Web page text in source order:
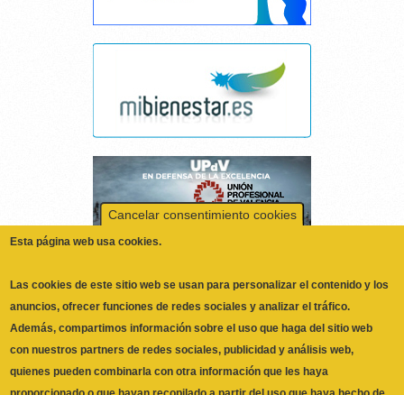
Cancelar consentimiento cookies
Las cookies de este sitio web se usan para personalizar el contenido y los
anuncios, ofrecer funciones de redes sociales y analizar el tráfico.
Necesarias
Las cookies necesarias ayudan a hacer una página web utilizable